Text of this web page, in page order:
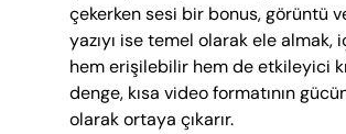
çekerken sesi bir bonus, görüntü
yazıyı ise temel olarak ele almak,
hem erişilebilir hem de etkileyici
denge, kısa video formatının
olarak ortaya çıkarır.